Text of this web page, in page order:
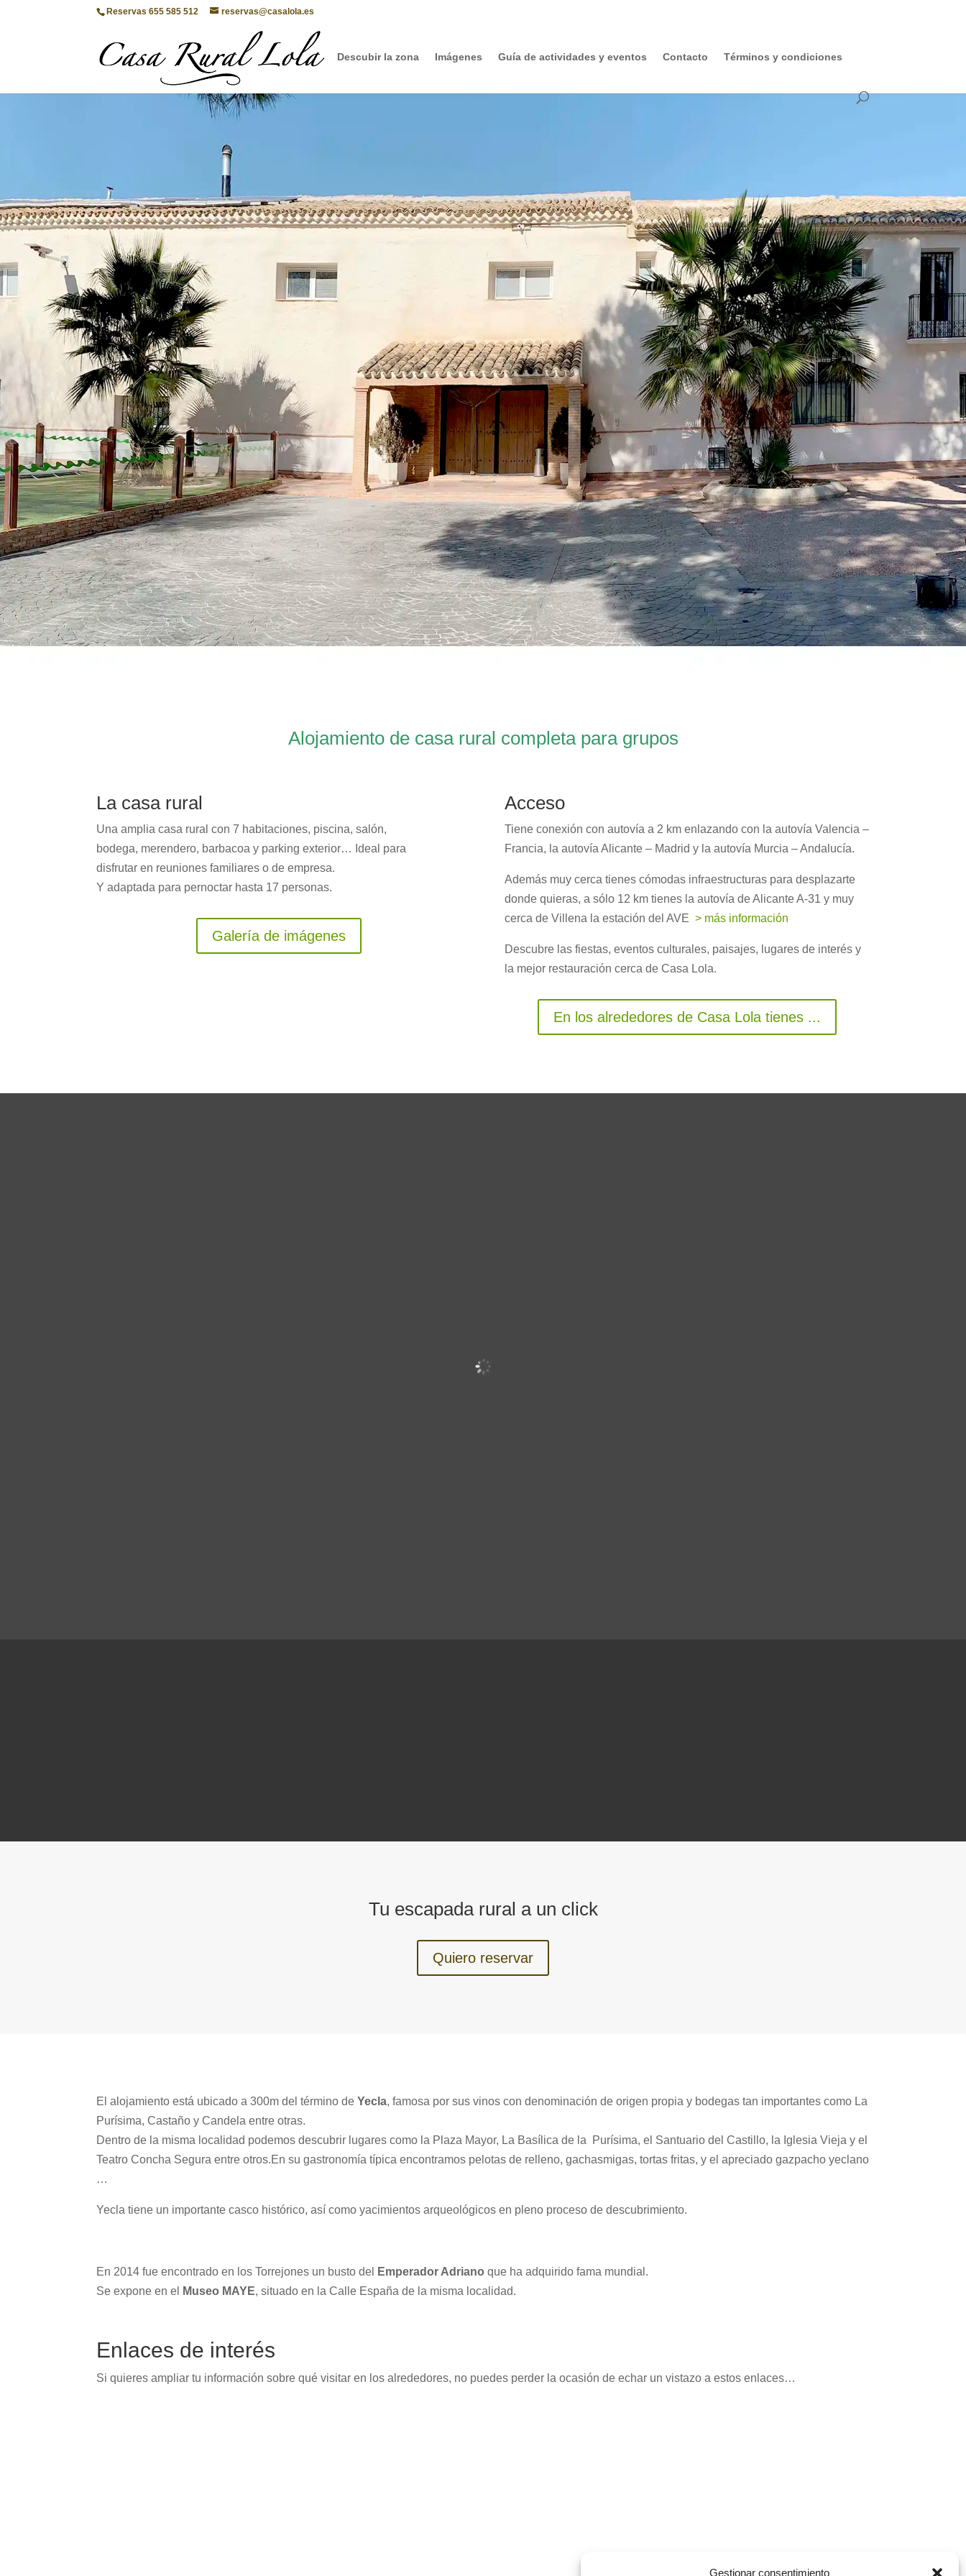
Gestionar consentimiento
Reservas 655 585 512 reservas@casalola.es
Descubir la zona Imágenes Guía de actividades y eventos Contacto Términos y condiciones
Alojamiento de casa rural completa para grupos
La casa rural
Una amplia casa rural con 7 habitaciones, piscina, salón,
bodega, merendero, barbacoa y parking exterior… Ideal para
disfrutar en reuniones familiares o de empresa.
Y adaptada para pernoctar hasta 17 personas.
Galería de imágenes
Acceso
Tiene conexión con autovía a 2 km enlazando con la autovía Valencia –
Francia, la autovía Alicante – Madrid y la autovía Murcia – Andalucía.
Además muy cerca tienes cómodas infraestructuras para desplazarte
donde quieras, a sólo 12 km tienes la autovía de Alicante A-31 y muy
cerca de Villena la estación del AVE > más información
Descubre las fiestas, eventos culturales, paisajes, lugares de interés y
la mejor restauración cerca de Casa Lola.
En los alrededores de Casa Lola tienes ...
Tu escapada rural a un click
Quiero reservar
El alojamiento está ubicado a 300m del término deYecla, famosa por sus vinos con denominación de origen propia y bodegas tan importantes como La
Purísima, Castaño y Candela entre otras.
Dentro de la misma localidad podemos descubrir lugares como la Plaza Mayor, La Basílica de la Purísima, el Santuario del Castillo, la Iglesia Vieja y el
Teatro Concha Segura entre otros.En su gastronomía típica encontramos pelotas de relleno, gachasmigas, tortas fritas, y el apreciado gazpacho yeclano
…
Yecla tiene un importante casco histórico, así como yacimientos arqueológicos en pleno proceso de descubrimiento.
En 2014 fue encontrado en los Torrejones un busto del Emperador Adriano que ha adquirido fama mundial.
Se expone en el
Museo MAYE, situado en la Calle España de la misma localidad.
Enlaces de interés
Si quieres ampliar tu información sobre qué visitar en los alrededores, no puedes perder la ocasión de echar un vistazo a estos enlaces…